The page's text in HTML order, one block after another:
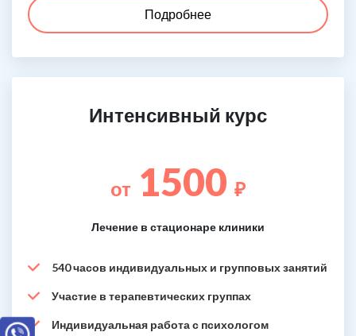
Подробнее
Интенсивный курс
от 1500 ₽
Лечение в стационаре клиники
540 часов индивидуальных и групповых занятий
Участие в терапевтических группах
Индивидуальная работа с психологом